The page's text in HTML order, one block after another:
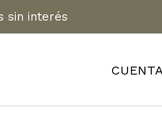
sin interés
CUENTA